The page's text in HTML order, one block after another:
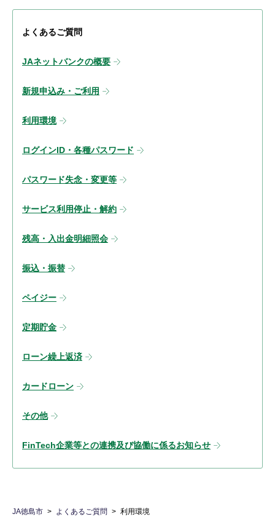
よくあるご質問
JAネットバンクの概要
新規申込み・ご利用
利用環境
ログインID・各種パスワード
パスワード失念・変更等
サービス利用停止・解約
残高・入出金明細照会
振込・振替
ペイジー
定期貯金
ローン繰上返済
カードローン
その他
FinTech企業等との連携及び協働に係るお知らせ
JA徳島市 よくあるご質問 利用環境